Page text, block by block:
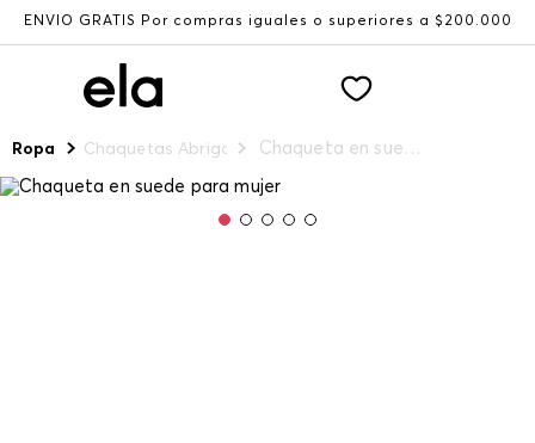
ENVÍO GRATIS Por compras iguales o superiores a $200.000
Ropa Chaquetas Abrigos y Chalecos Chaqueta en suede para mujer